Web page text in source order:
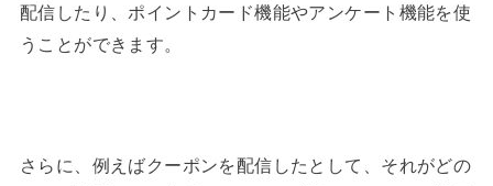
配信したり、ポイントカード機能やアンケート機能を使
うことができます。
さらに、例えばクーポンを配信したとして、それがどの